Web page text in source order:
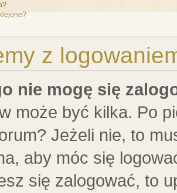
z
nie mogę się
może być kilka. Po
Jeżeli nie, to
aby móc się
się zalogować, to